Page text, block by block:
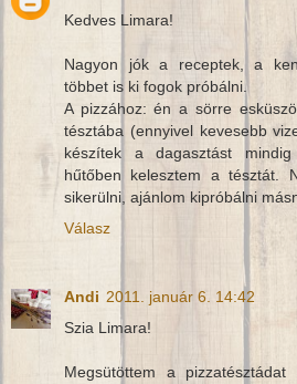
Kedves Limara!
Nagyon jók a receptek, a
többet is ki fogok próbálni.
A pizzához: én a sörre
tésztába (ennyivel kevesebb
készítek a dagasztást
hűtőben kelesztem a tésztát.
sikerülni, ajánlom kipróbálni
Válasz
Andi 2011. január 6. 14:42
Szia Limara!
Megsütöttem a pizzatésztádat